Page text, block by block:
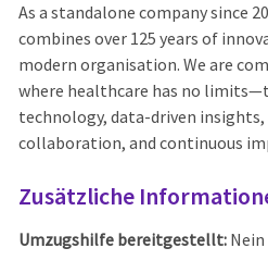
As a standalone company since
combines over 125 years of
modern organisation. We are
where healthcare has no
technology, data-driven
collaboration, and continuous
Zusätzliche
Umzugshilfe bereitgestellt:Nein